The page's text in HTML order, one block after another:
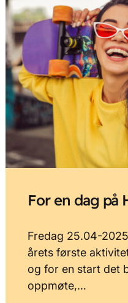
For en dag på
Fredag 25.04-
årets første
og for en start det
oppmøte,…